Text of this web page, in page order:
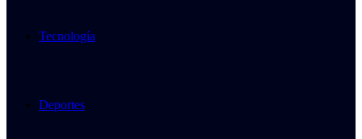
Tecnología
Deportes